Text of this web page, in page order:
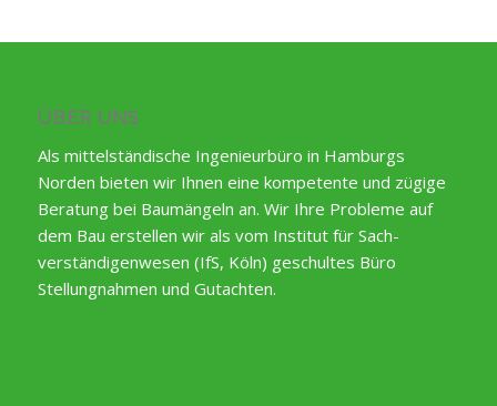
ÜBER UNS
Als mittelständische Ingenieurbüro in Hamburgs
Norden bieten wir Ihnen eine kompetente und zügige
Beratung bei Baumängeln an. Wir Ihre Probleme auf
dem Bau erstellen wir als vom Institut für Sach-
verständigenwesen (IfS, Köln) geschultes Büro
Stellungnahmen und Gutachten.